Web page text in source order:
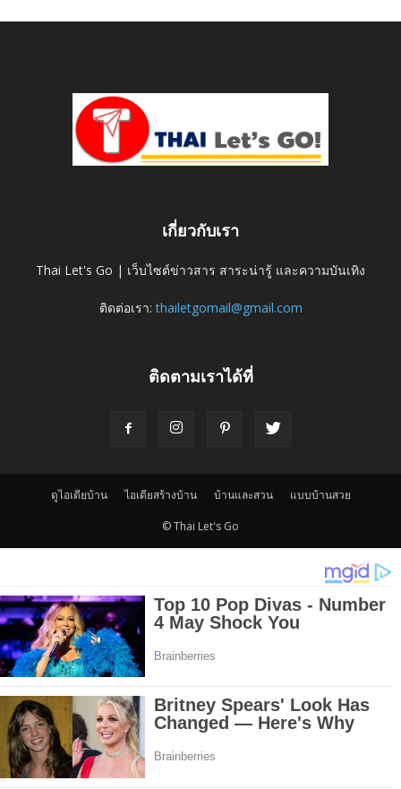
เกี่ยวกับเรา
Thai Let's Go | เว็บไซต์ข่าวสาร สาระน่ารู้ และความบันเทิง
ติดต่อเรา:thailetgomail@gmail.com
ติดตามเราได้ที่
ดูไอเดียบ้าน ไอเดียสร้างบ้าน บ้านและสวน แบบบ้านสวย
© Thai Let's Go